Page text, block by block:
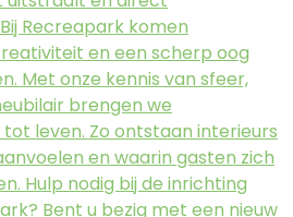
Recreapark komen
en een scherp oog
Met onze kennis van sfeer,
brengen we
leven. Zo ontstaan interieurs
en waarin gasten zich
Hulp nodig bij de inrichting
Bent u bezig met een nieuw